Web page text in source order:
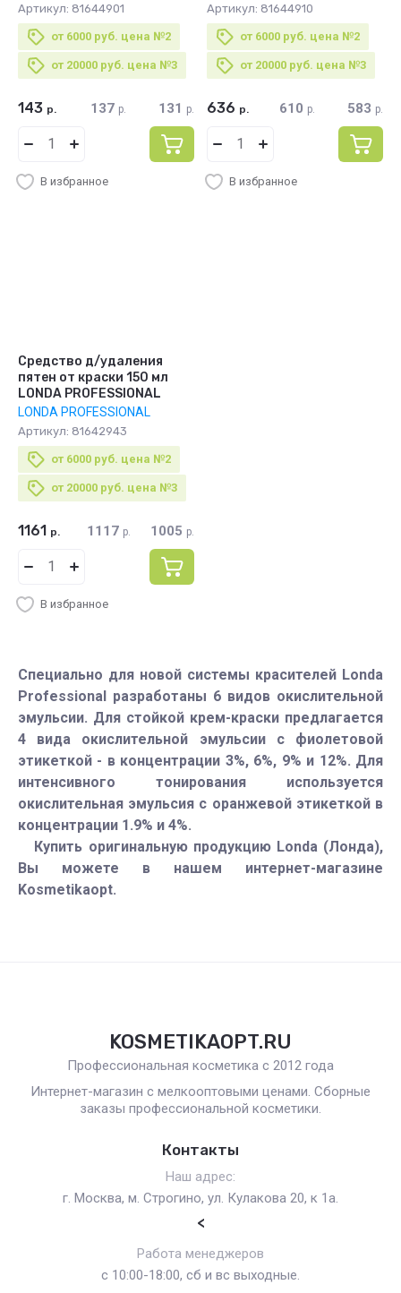
Артикул: 81644901
от 6000 руб. цена №2
от 20000 руб. цена №3
143 р. 137 р. 131 р.
В избранное
Артикул: 81644910
от 6000 руб. цена №2
от 20000 руб. цена №3
636 р. 610 р. 583 р.
В избранное
Средство д/удаления
пятен от краски 150 мл
LONDA PROFESSIONAL
LONDA PROFESSIONAL
Артикул: 81642943
от 6000 руб. цена №2
от 20000 руб. цена №3
1161 р. 1117 р. 1005 р.
В избранное
Специально для новой системы красителей Londa
Professional разработаны 6 видов окислительной
эмульсии. Для стойкой крем-краски предлагается
4 вида окислительной эмульсии с фиолетовой
этикеткой - в концентрации 3%, 6%, 9% и 12%. Для
интенсивного тонирования используется
окислительная эмульсия с оранжевой этикеткой в
концентрации 1.9% и 4%.
Купить оригинальную продукцию Londa (Лонда),
Вы можете в нашем интернет-магазине
Kosmetikaopt.
KOSMETIKAOPT.RU
Профессиональная косметика с 2012 года
Интернет-магазин с мелкооптовыми ценами. Сборные
заказы профессиональной косметики.
Контакты
Наш адрес:
г. Москва, м. Строгино, ул. Кулакова 20, к 1а.
<
Работа менеджеров
с 10:00-18:00, сб и вс выходные.